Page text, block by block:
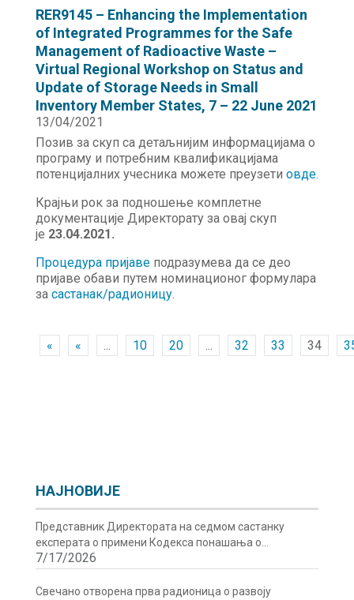
RER9145 – Enhancing the Implementation
of Integrated Programmes for the Safe
Management of Radioactive Waste –
Virtual Regional Workshop on Status and
Update of Storage Needs in Small
Inventory Member States, 7 – 22 June 2021
13/04/2021
Позив за скуп са детаљнијим информацијама о
програму и потребним квалификацијама
потенцијалних учесника можете преузети овде.
Крајњи рок за подношење комплетне
документације Директорату за овај скуп
је 23.04.2021.
Процедура пријавеподразумева да се део
пријаве обави путем номинационог формулара
за састанак/радионицу.
« « ... 10 20 ... 32 33 34
НАЈНОВИЈЕ
Представник Директората на седмом састанку
експерата о примени Кодекса понашања о
сигурности и безбедности радиоактивних извора у
7/17/2026
Свечано отворена прва радионица о развоју